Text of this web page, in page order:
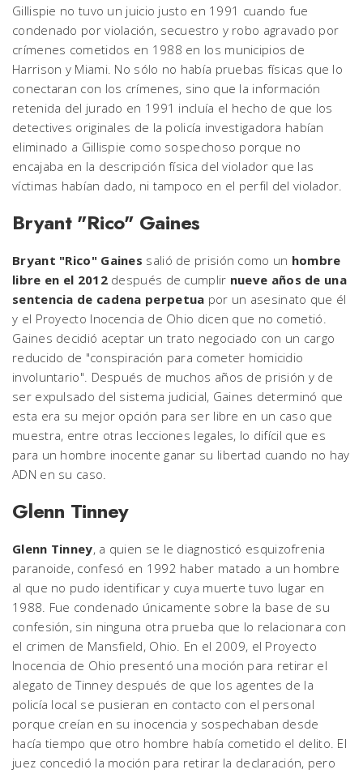
Gillispie no tuvo un juicio justo en 1991 cuando fue
condenado por violación, secuestro y robo agravado por
crímenes cometidos en 1988 en los municipios de
Harrison y Miami. No sólo no había pruebas físicas que lo
conectaran con los crímenes, sino que la información
retenida del jurado en 1991 incluía el hecho de que los
detectives originales de la policía investigadora habían
eliminado a Gillispie como sospechoso porque no
encajaba en la descripción física del violador que las
víctimas habían dado, ni tampoco en el perfil del violador.
Bryant "Rico" Gaines
Bryant "Rico" Gaines salió de prisión como un hombre
libre en el 2012después de cumplir nueve años de una
sentencia de cadena perpetua por un asesinato que él
y el Proyecto Inocencia de Ohio dicen que no cometió.
Gaines decidió aceptar un trato negociado con un cargo
reducido de "conspiración para cometer homicidio
involuntario". Después de muchos años de prisión y de
ser expulsado del sistema judicial, Gaines determinó que
esta era su mejor opción para ser libre en un caso que
muestra, entre otras lecciones legales, lo difícil que es
para un hombre inocente ganar su libertad cuando no hay
ADN en su caso.
Glenn Tinney
Glenn Tinney, a quien se le diagnosticó esquizofrenia
paranoide, confesó en 1992 haber matado a un hombre
al que no pudo identificar y cuya muerte tuvo lugar en
1988. Fue condenado únicamente sobre la base de su
confesión, sin ninguna otra prueba que lo relacionara con
el crimen de Mansfield, Ohio. En el 2009, el Proyecto
Inocencia de Ohio presentó una moción para retirar el
alegato de Tinney después de que los agentes de la
policía local se pusieran en contacto con el personal
porque creían en su inocencia y sospechaban desde
hacía tiempo que otro hombre había cometido el delito. El
juez concedió la moción para retirar la declaración, pero